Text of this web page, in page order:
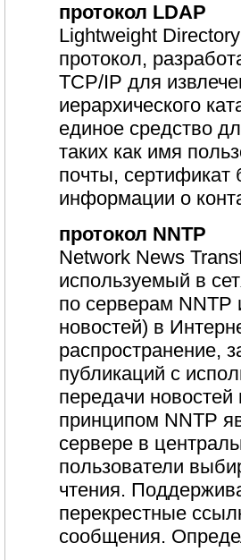
протокол LDAP
Lightweight
протокол,
TCP/IP для
иерархического
единое средство
таких как имя
почты, сертификат
информации о
протокол NNTP
Network News
используемый в
по серверам NNTP
новостей) в
распространение,
публикаций с
передачи
принципом NNTP
сервере в
пользователи
чтения.
перекрестные
сообщения.